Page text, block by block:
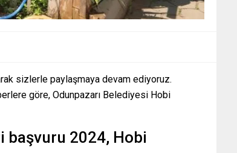
sizlerle paylaşmaya devam ediyoruz.
göre, Odunpazarı Belediyesi Hobi
başvuru 2024, Hobi